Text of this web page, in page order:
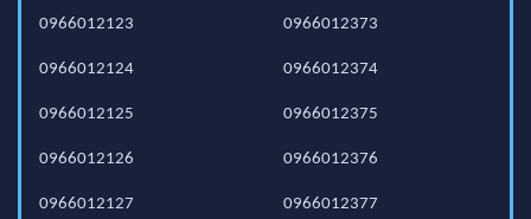
0966012123
0966012124
0966012125
0966012126
0966012127
0966012373
0966012374
0966012375
0966012376
0966012377